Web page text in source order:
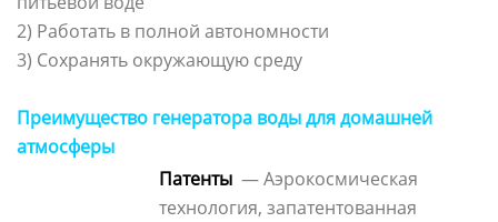
2) Работать в полной автономности
3) Сохранять окружающую среду
Преимущество генератора воды для домашней
атмосферы
Патенты — Аэрокосмическая
технология, запатентованная